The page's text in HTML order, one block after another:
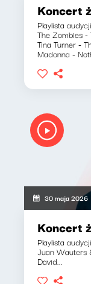
Koncert
Playlista
The Zombies -
Tina Turner -
Madonna -
30 maja 2026
Koncert
Playlista
Juan Wauters
David...